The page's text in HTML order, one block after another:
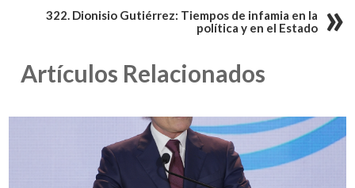
322. Dionisio Gutiérrez: Tiempos de infamia en la
política y en el Estado
Artículos Relacionados